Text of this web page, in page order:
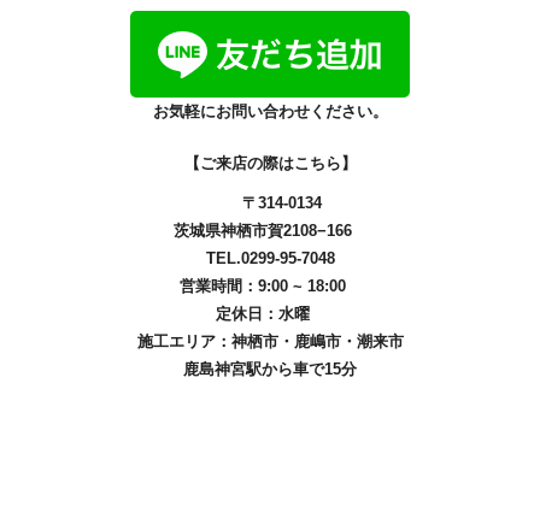
お気軽にお問い合わせください。
【ご来店の際はこちら】
〒314-0134
茨城県神栖市賀2108−166
TEL.0299-95-7048
営業時間：9:00 ~ 18:00
定休日：水曜
施工エリア： 神栖市・ 鹿嶋市・ 潮来市
鹿島神宮駅から車で15分